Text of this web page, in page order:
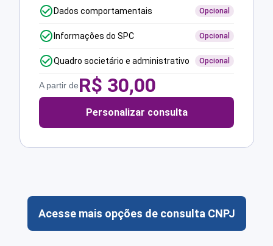
Dados comportamentais Opcional
Informações do SPC Opcional
Quadro societário e administrativo Opcional
A partir deR$ 30,00
Personalizar consulta
Acesse mais opções de consulta CNPJ